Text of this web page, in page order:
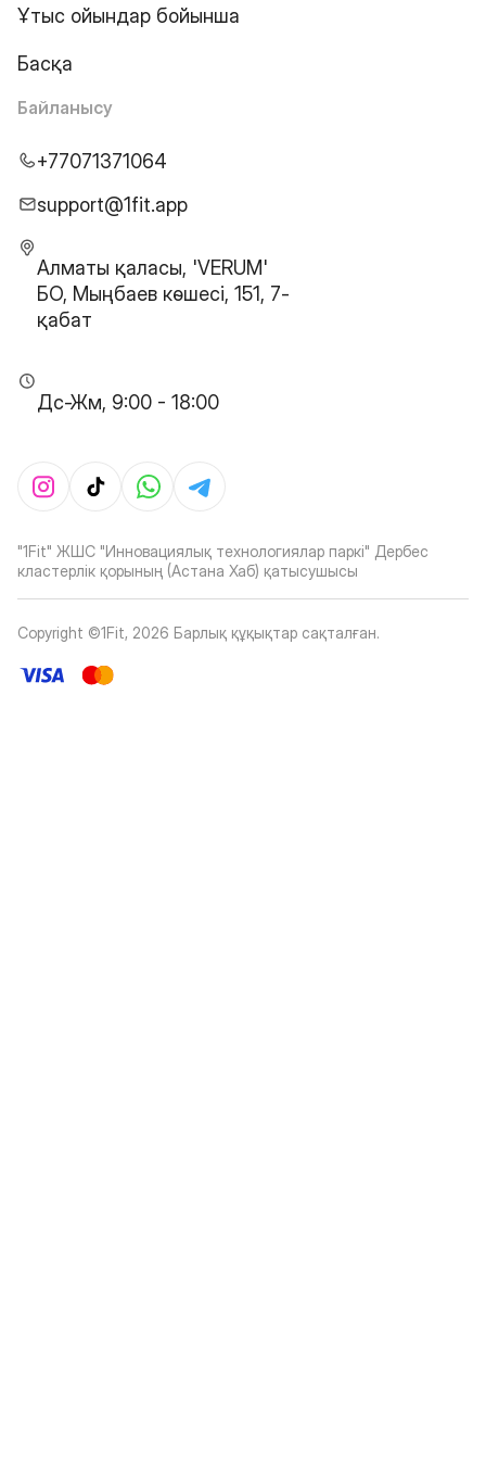
Ұтыс ойындар бойынша
Басқа
Байланысу
+77071371064
support@1fit.app
Алматы қаласы, 'VERUM'
БО, Мыңбаев көшесі, 151, 7-
қабат
Дс-Жм, 9:00 - 18:00
"1Fit" ЖШС "Инновациялық технологиялар паркі" Дербес
кластерлік қорының (Астана Хаб) қатысушысы
Copyright ©1Fit, 2026 Барлық құқықтар сақталған.